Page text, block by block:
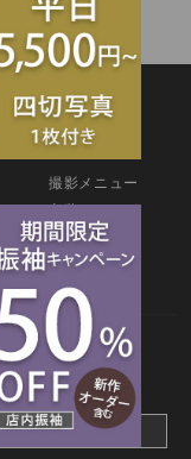
撮影メニュー
お問合せ